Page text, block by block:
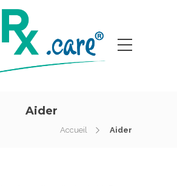
Aider
Accueil Aider